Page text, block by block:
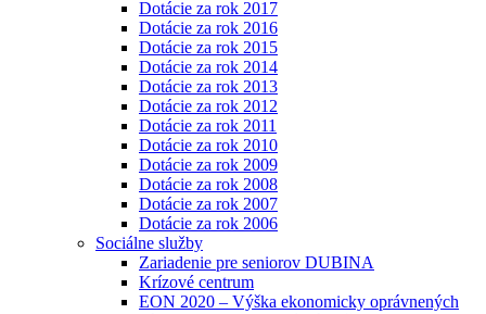
Dotácie za rok 2017
Dotácie za rok 2016
Dotácie za rok 2015
Dotácie za rok 2014
Dotácie za rok 2013
Dotácie za rok 2012
Dotácie za rok 2011
Dotácie za rok 2010
Dotácie za rok 2009
Dotácie za rok 2008
Dotácie za rok 2007
Dotácie za rok 2006
Sociálne služby
Zariadenie pre seniorov DUBINA
Krízové centrum
EON 2020 – Výška ekonomicky oprávnených